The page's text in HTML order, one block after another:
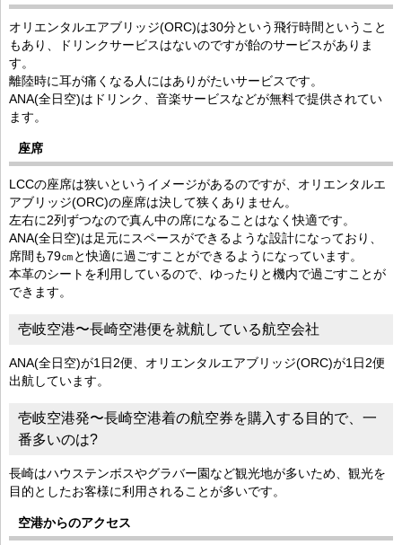
オリエンタルエアブリッジ(ORC)は30分という飛行時間ということ
もあり、ドリンクサービスはないのですが飴のサービスがありま
す。
離陸時に耳が痛くなる人にはありがたいサービスです。
ANA(全日空)はドリンク、音楽サービスなどが無料で提供されてい
ます。
座席
LCCの座席は狭いというイメージがあるのですが、オリエンタルエ
アブリッジ(ORC)の座席は決して狭くありません。
左右に2列ずつなので真ん中の席になることはなく快適です。
ANA(全日空)は足元にスペースができるような設計になっており、
席間も79㎝と快適に過ごすことができるようになっています。
本革のシートを利用しているので、ゆったりと機内で過ごすことが
できます。
壱岐空港〜長崎空港便を就航している航空会社
ANA(全日空)が1日2便、オリエンタルエアブリッジ(ORC)が1日2便
出航しています。
壱岐空港発〜長崎空港着の航空券を購入する目的で、一
番多いのは?
長崎はハウステンボスやグラバー園など観光地が多いため、観光を
目的としたお客様に利用されることが多いです。
空港からのアクセス